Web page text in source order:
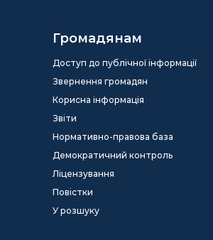
Громадянам
Доступ до публічної інформації
Звернення громадян
Корисна інформація
Звіти
Нормативно-правова база
Демократичний контроль
Ліцензування
Повістки
У розшуку